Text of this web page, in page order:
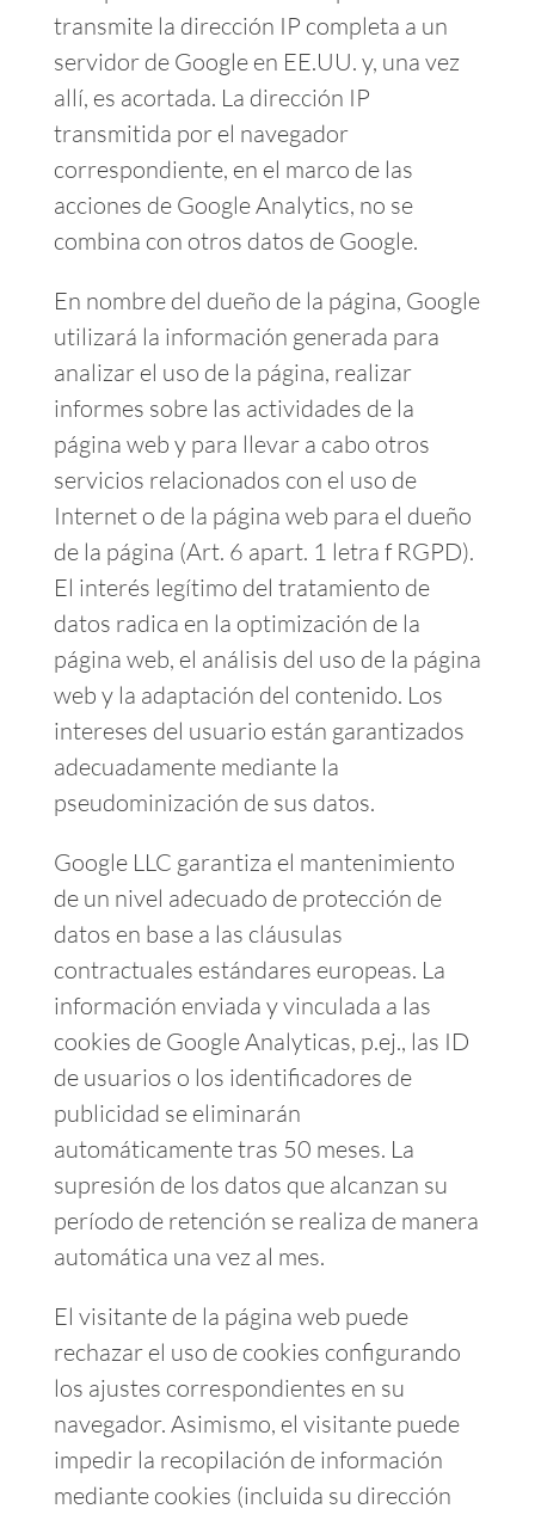
transmite la dirección IP completa a un
servidor de Google en EE.UU. y, una vez
allí, es acortada. La dirección IP
transmitida por el navegador
correspondiente, en el marco de las
acciones de Google Analytics, no se
combina con otros datos de Google.
En nombre del dueño de la página, Google
utilizará la información generada para
analizar el uso de la página, realizar
informes sobre las actividades de la
página web y para llevar a cabo otros
servicios relacionados con el uso de
Internet o de la página web para el dueño
de la página (Art. 6 apart. 1 letra f RGPD).
El interés legítimo del tratamiento de
datos radica en la optimización de la
página web, el análisis del uso de la página
web y la adaptación del contenido. Los
intereses del usuario están garantizados
adecuadamente mediante la
pseudominización de sus datos.
Google LLC garantiza el mantenimiento
de un nivel adecuado de protección de
datos en base a las cláusulas
contractuales estándares europeas. La
información enviada y vinculada a las
cookies de Google Analyticas, p.ej., las ID
de usuarios o los identificadores de
publicidad se eliminarán
automáticamente tras 50 meses. La
supresión de los datos que alcanzan su
período de retención se realiza de manera
automática una vez al mes.
El visitante de la página web puede
rechazar el uso de cookies configurando
los ajustes correspondientes en su
navegador. Asimismo, el visitante puede
impedir la recopilación de información
mediante cookies (incluida su dirección